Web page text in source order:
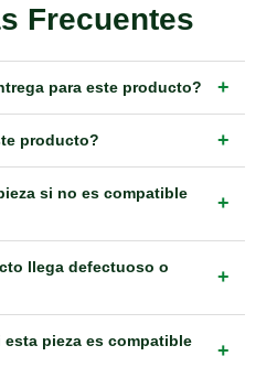
Frecuentes
para este producto? +
producto? +
si no es compatible
+
llega defectuoso o
+
pieza es compatible
+